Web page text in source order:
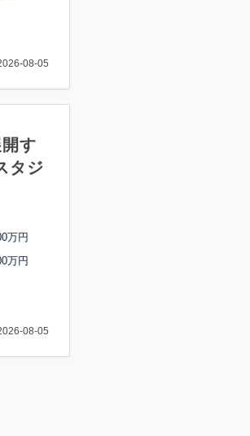
08-05
す
タジ
万円
万円
08-05